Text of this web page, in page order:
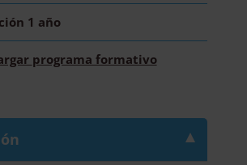
1 año
programa formativo